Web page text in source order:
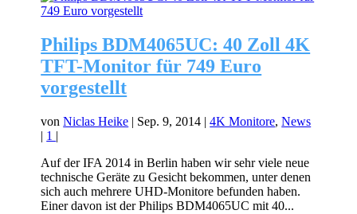
Philips BDM4065UC: 40 Zoll 4K
TFT-Monitor für 749 Euro
vorgestellt
vonNiclas Heike | Sep. 9, 2014 |4K Monitore,News
| 1 |
Auf der IFA 2014 in Berlin haben wir sehr viele neue
technische Geräte zu Gesicht bekommen, unter denen
sich auch mehrere UHD-Monitore befunden haben.
Einer davon ist der Philips BDM4065UC mit 40...